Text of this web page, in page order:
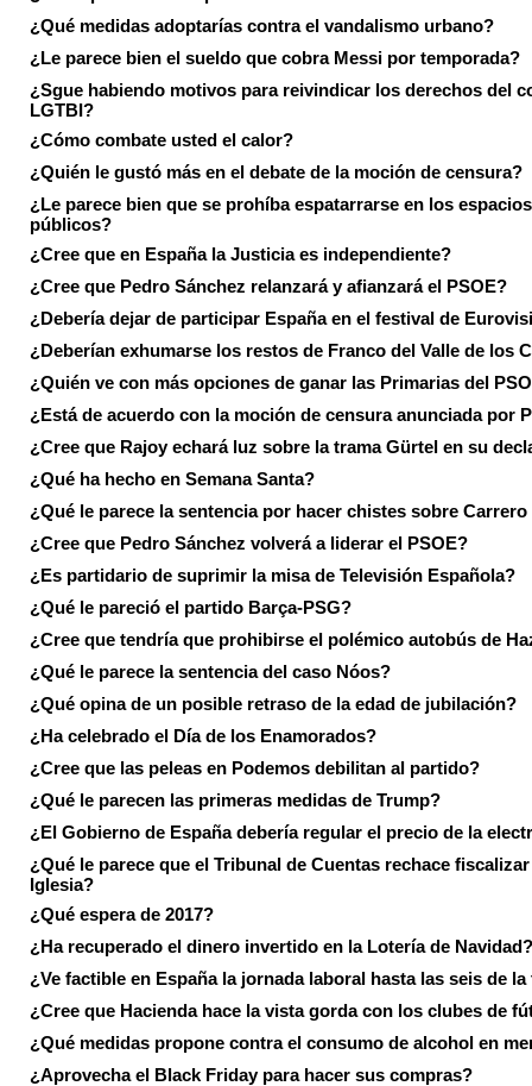
¿Qué medidas adoptarías contra el vandalismo urbano?
¿Le parece bien el sueldo que cobra Messi por temporada?
¿Sgue habiendo motivos para reivindicar los derechos del
LGTBI?
¿Cómo combate usted el calor?
¿Quién le gustó más en el debate de la moción de censura?
¿Le parece bien que se prohíba espatarrarse en los espacios
públicos?
¿Cree que en España la Justicia es independiente?
¿Cree que Pedro Sánchez relanzará y afianzará el PSOE?
¿Debería dejar de participar España en el festival de
¿Deberían exhumarse los restos de Franco del Valle de los
¿Quién ve con más opciones de ganar las Primarias del
¿Está de acuerdo con la moción de censura anunciada por
¿Cree que Rajoy echará luz sobre la trama Gürtel en su
¿Qué ha hecho en Semana Santa?
¿Qué le parece la sentencia por hacer chistes sobre
¿Cree que Pedro Sánchez volverá a liderar el PSOE?
¿Es partidario de suprimir la misa de Televisión Española?
¿Qué le pareció el partido Barça-PSG?
¿Cree que tendría que prohibirse el polémico autobús de
¿Qué le parece la sentencia del caso Nóos?
¿Qué opina de un posible retraso de la edad de jubilación?
¿Ha celebrado el Día de los Enamorados?
¿Cree que las peleas en Podemos debilitan al partido?
¿Qué le parecen las primeras medidas de Trump?
¿El Gobierno de España debería regular el precio de la
¿Qué le parece que el Tribunal de Cuentas rechace fiscalizar
Iglesia?
¿Qué espera de 2017?
¿Ha recuperado el dinero invertido en la Lotería de Navidad?
¿Ve factible en España la jornada laboral hasta las seis de la
¿Cree que Hacienda hace la vista gorda con los clubes de
¿Qué medidas propone contra el consumo de alcohol en
¿Aprovecha el Black Friday para hacer sus compras?